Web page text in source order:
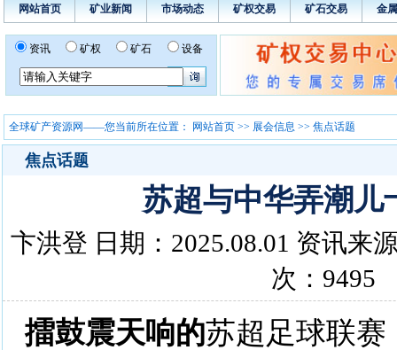
网站首页 矿业新闻 市场动态 矿权交易 矿石交易 金
资讯 矿权 矿石 设备
全球矿产资源网——您当前所在位置： 网站首页 >> 展会信息 >> 焦点话题
焦点话题
苏超与中华弄潮儿
卞洪登 日期：2025.08.01 资讯来
次：9495
擂鼓震天响的苏超足球联赛